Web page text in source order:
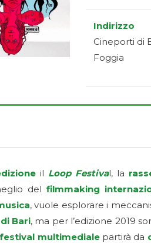
Indirizzo
Cineporti di
Foggia
il Loop Festival, la
del filmmaking
, vuole esplorare i
Bari, ma per l’edizione 2019
festival multimedialepartirà da